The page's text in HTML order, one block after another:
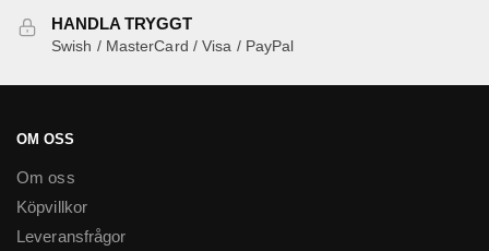
HANDLA TRYGGT
Swish / MasterCard / Visa / PayPal
OM OSS
Om oss
Köpvillkor
Leveransfrågor